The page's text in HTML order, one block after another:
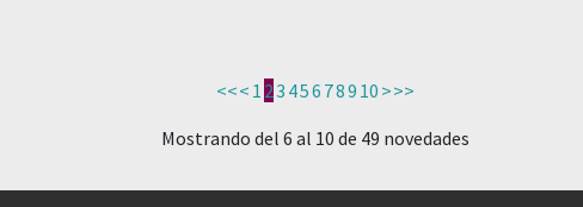
<<< 1 23 456 789 10 >>>
Mostrando del 6 al 10 de 49 novedades